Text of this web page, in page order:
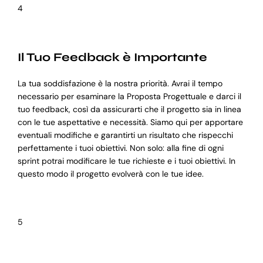
4
Il Tuo Feedback è Importante
La tua soddisfazione è la nostra priorità. Avrai il tempo
necessario per esaminare la Proposta Progettuale e darci il
tuo feedback, così da assicurarti che il progetto sia in linea
con le tue aspettative e necessità. Siamo qui per apportare
eventuali modifiche e garantirti un risultato che rispecchi
perfettamente i tuoi obiettivi. Non solo: alla fine di ogni
sprint potrai modificare le tue richieste e i tuoi obiettivi. In
questo modo il progetto evolverà con le tue idee.
5